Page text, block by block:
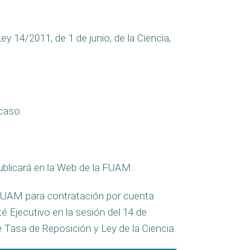
14/2011, de 1 de junio, de la Ciencia,
en la Web de la FUAM.
para contratación por cuenta
Ejecutivo en la sesión del 14 de
de Reposición y Ley de la Ciencia.